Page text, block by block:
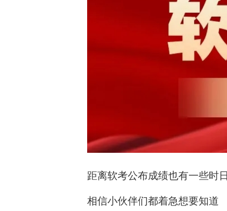
距离软考公布成绩也有一些时
相信小伙伴们都着急想要知道